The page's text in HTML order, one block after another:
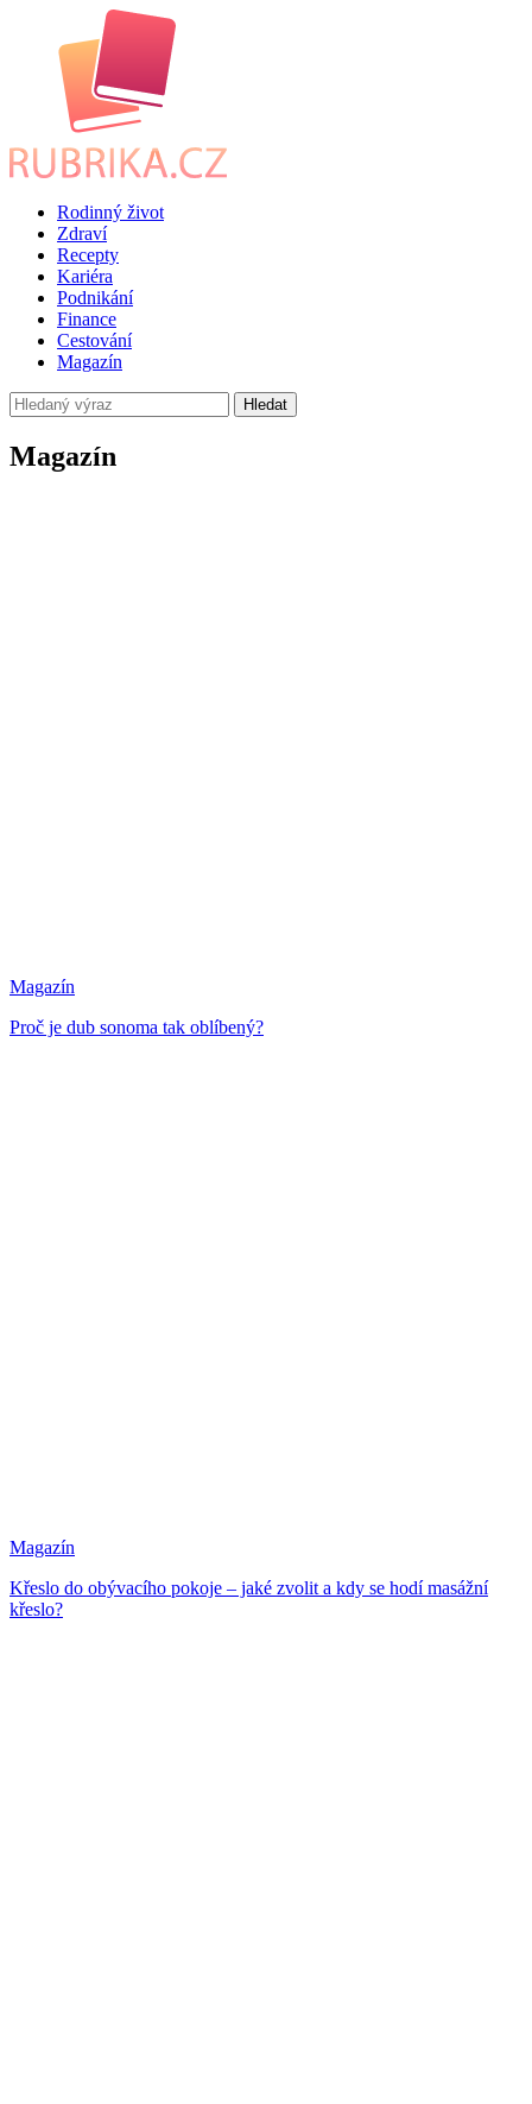
Rodinný život
Zdraví
Recepty
Kariéra
Podnikání
Finance
Cestování
Magazín
Hledat
Magazín
Magazín
Proč je dub sonoma tak oblíbený?
Magazín
Křeslo do obývacího pokoje – jaké zvolit a kdy se hodí masážní
křeslo?